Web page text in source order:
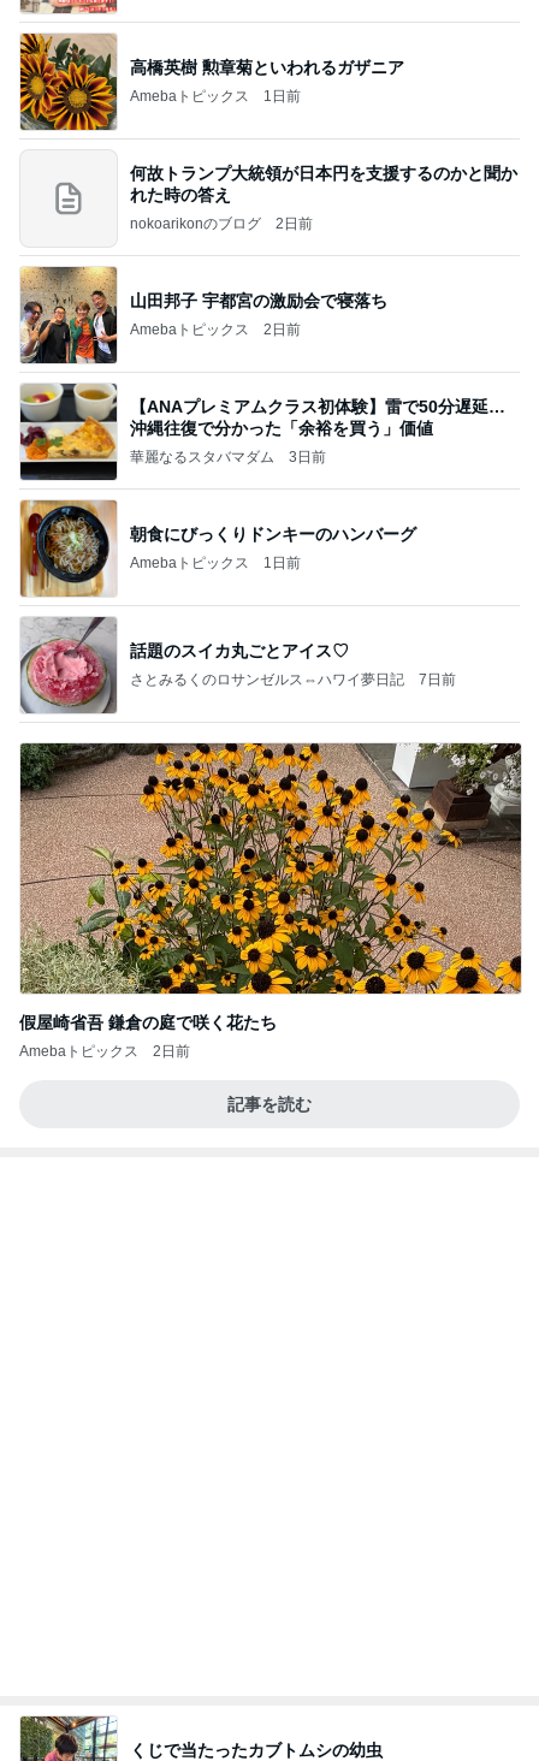
高橋英樹 勲章菊といわれるガザニア
Amebaトピックス 1日前
何故トランプ大統領が日本円を支援するのかと聞か
れた時の答え
nokoarikonのブログ 2日前
山田邦子 宇都宮の激励会で寝落ち
Amebaトピックス 2日前
【ANAプレミアムクラス初体験】雷で50分遅延…
沖縄往復で分かった「余裕を買う」価値
華麗なるスタバマダム 3日前
朝食にびっくりドンキーのハンバーグ
Amebaトピックス 1日前
話題のスイカ丸ごとアイス♡
さとみるくのロサンゼルス⇔ハワイ夢日記 7日前
假屋崎省吾 鎌倉の庭で咲く花たち
Amebaトピックス 2日前
記事を読む
くじで当たったカブトムシの幼虫